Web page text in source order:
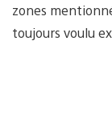
zones
toujours voulu